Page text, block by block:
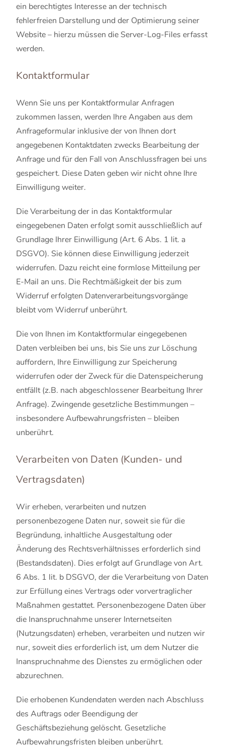
ein berechtigtes Interesse an der technisch
fehlerfreien Darstellung und der Optimierung seiner
Website – hierzu müssen die Server-Log-Files erfasst
werden.
Kontaktformular
Wenn Sie uns per Kontaktformular Anfragen
zukommen lassen, werden Ihre Angaben aus dem
Anfrageformular inklusive der von Ihnen dort
angegebenen Kontaktdaten zwecks Bearbeitung der
Anfrage und für den Fall von Anschlussfragen bei uns
gespeichert. Diese Daten geben wir nicht ohne Ihre
Einwilligung weiter.
Die Verarbeitung der in das Kontaktformular
eingegebenen Daten erfolgt somit ausschließlich auf
Grundlage Ihrer Einwilligung (Art. 6 Abs. 1 lit. a
DSGVO). Sie können diese Einwilligung jederzeit
widerrufen. Dazu reicht eine formlose Mitteilung per
E-Mail an uns. Die Rechtmäßigkeit der bis zum
Widerruf erfolgten Datenverarbeitungsvorgänge
bleibt vom Widerruf unberührt.
Die von Ihnen im Kontaktformular eingegebenen
Daten verbleiben bei uns, bis Sie uns zur Löschung
auffordern, Ihre Einwilligung zur Speicherung
widerrufen oder der Zweck für die Datenspeicherung
entfällt (z.B. nach abgeschlossener Bearbeitung Ihrer
Anfrage). Zwingende gesetzliche Bestimmungen –
insbesondere Aufbewahrungsfristen – bleiben
unberührt.
Verarbeiten von Daten (Kunden- und
Vertragsdaten)
Wir erheben, verarbeiten und nutzen
personenbezogene Daten nur, soweit sie für die
Begründung, inhaltliche Ausgestaltung oder
Änderung des Rechtsverhältnisses erforderlich sind
(Bestandsdaten). Dies erfolgt auf Grundlage von Art.
6 Abs. 1 lit. b DSGVO, der die Verarbeitung von Daten
zur Erfüllung eines Vertrags oder vorvertraglicher
Maßnahmen gestattet. Personenbezogene Daten über
die Inanspruchnahme unserer Internetseiten
(Nutzungsdaten) erheben, verarbeiten und nutzen wir
nur, soweit dies erforderlich ist, um dem Nutzer die
Inanspruchnahme des Dienstes zu ermöglichen oder
abzurechnen.
Die erhobenen Kundendaten werden nach Abschluss
des Auftrags oder Beendigung der
Geschäftsbeziehung gelöscht. Gesetzliche
Aufbewahrungsfristen bleiben unberührt.